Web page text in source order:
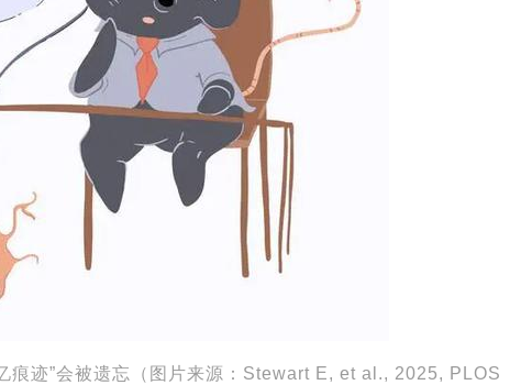
痕迹”会被遗忘（图片来源：Stewart E, et al., 2025, PLOS